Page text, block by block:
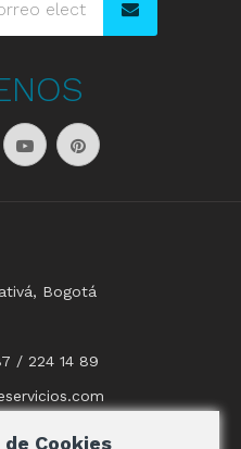
Bogotá
/ 224 14 89
Cookies